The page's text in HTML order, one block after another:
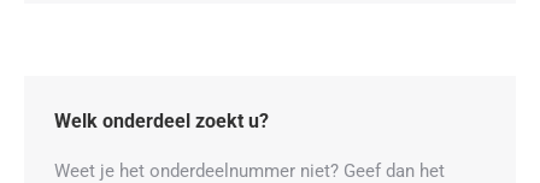
Welk onderdeel zoekt u?
Weet je het onderdeelnummer niet? Geef dan het